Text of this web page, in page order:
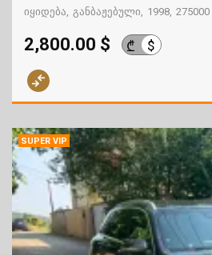
იყიდება განბაჟებული 1998 275000
2,800.00 $ ₾ $
SUPER VIP